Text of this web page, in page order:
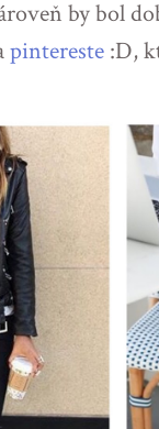
by bol
pintereste :D,